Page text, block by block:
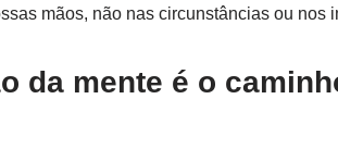
mãos, não nas circunstâncias ou nos
da mente é o